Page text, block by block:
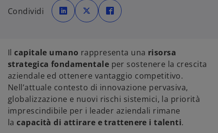
Condividi i
a
p
n
n
o
a
c
e
d
a
i
a
p
n
n
o
v
a
c
e
a
i
a
n
n
o
v
a
c
e
a
Ilcapitale umano rappresenta una risorsa
strategica fondamentale per sostenere la crescita
aziendale ed ottenere vantaggio competitivo.
Nell’attuale contesto di innovazione pervasiva,
globalizzazione e nuovi rischi sistemici, la priorità
imprescindibile per i leader aziendali rimane
lacapacità di attirare e trattenere i talenti.